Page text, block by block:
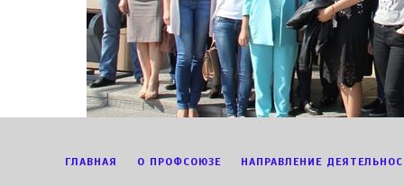
ГЛАВНАЯ О ПРОФСОЮЗЕ НАПРАВЛЕНИЕ